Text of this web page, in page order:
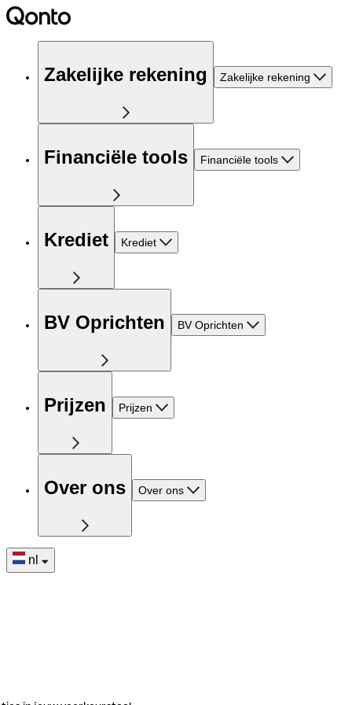
Zakelijke rekening Zakelijke rekening
Financiële tools Financiële tools
Krediet Krediet
BV Oprichten BV Oprichten
Prijzen Prijzen
Over ons Over ons
nl